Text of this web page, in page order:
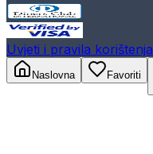
Uvjeti i pravila korištenja
Naslovna
Favoriti